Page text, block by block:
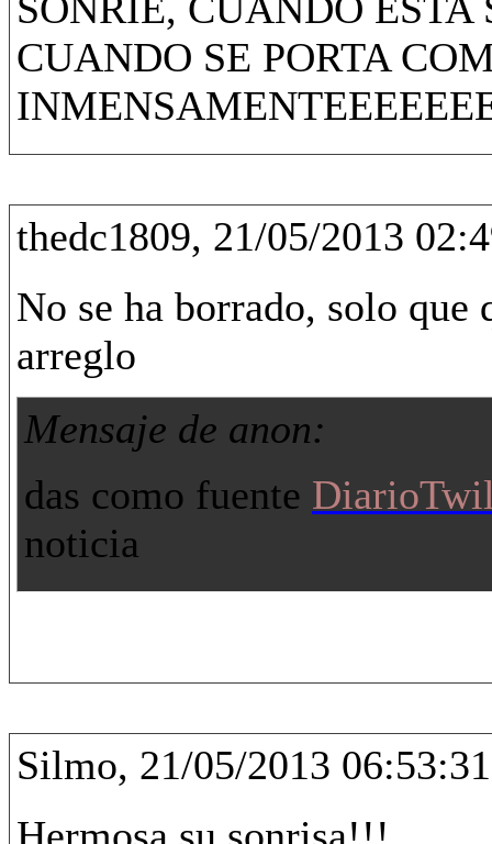
CUANDO SE PORTA
thedc1809, 21/05/2013
No se ha borrado, solo que
arreglo
Mensaje de anon:
das como fuente
noticia
Silmo, 21/05/2013 06:53:31